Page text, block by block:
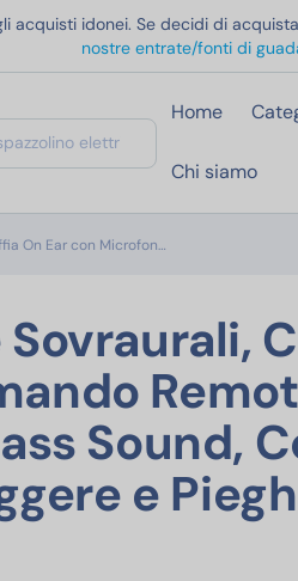
idonei. Se decidi di
nostre entrate/fonti di
Home
Chi siamo
On Ear con Microfon…
Sound,
e